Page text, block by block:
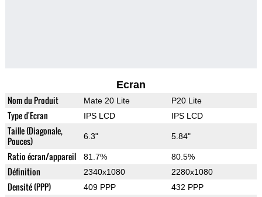
Ecran
Nom du Produit Mate 20 Lite P20 Lite
Type d'Ecran IPS LCD IPS LCD
Taille (Diagonale,
Pouces)
6.3" 5.84"
Ratio écran/appareil 81.7% 80.5%
Définition 2340x1080 2280x1080
Densité (PPP) 409 PPP 432 PPP